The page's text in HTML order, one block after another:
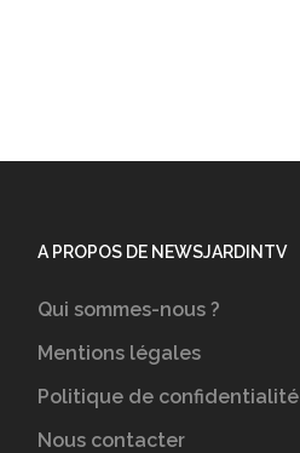
A PROPOS DE NEWSJARDINTV
Qui sommes-nous ?
Mentions légales
Politique de confidentialité
Nous contacter